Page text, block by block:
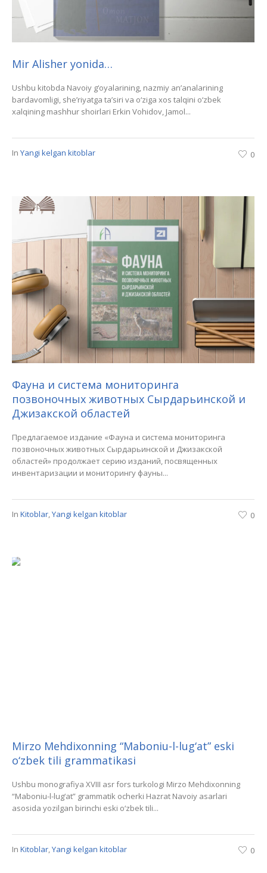
Mir Alisher yonida…
Ushbu kitobda Navoiy g‘oyalarining, nazmiy an’analarining
bardavomligi, she’riyatga ta’siri va o‘ziga xos talqini o‘zbek
xalqining mashhur shoirlari Erkin Vohidov, Jamol...
In Yangi kelgan kitoblar 0
Фауна и система мониторинга
позвоночных животных Сырдарьинской и
Джизакской областей
Предлагаемое издание «Фауна и система мониторинга
позвоночных животных Сырдарьинской и Джизакской
областей» продолжает серию изданий, посвященных
инвентаризации и мониторингу фауны...
In Kitoblar,Yangi kelgan kitoblar 0
Mirzo Mehdixonning “Maboniu-l-lug‘at” eski
o‘zbek tili grammatikasi
Ushbu monografiya XVIII asr fors turkologi Mirzo Mehdixonning
“Maboniu-l-lug‘at” grammatik ocherki Hazrat Navoiy asarlari
asosida yozilgan birinchi eski o‘zbek tili...
In Kitoblar, Yangi kelgan kitoblar 0